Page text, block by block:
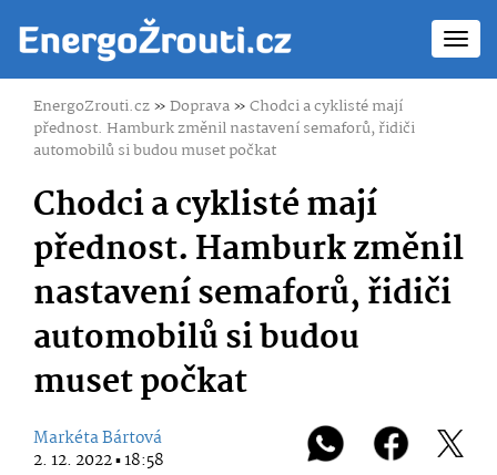
EnergoZrouti.cz»Doprava»Chodci a cyklisté mají
přednost. Hamburk změnil nastavení semaforů, řidiči
automobilů si budou muset počkat
Chodci a cyklisté mají
přednost. Hamburk změnil
nastavení semaforů, řidiči
automobilů si budou
muset počkat
Markéta Bártová
2. 12. 2022 ▪ 18:58